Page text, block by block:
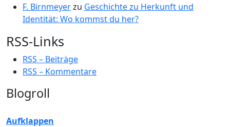
F. Birnmeyerzu Geschichte zu Herkunft und
Identität: Wo kommst du her?
RSS-Links
RSS – Beiträge
RSS – Kommentare
Blogroll
Aufklappen